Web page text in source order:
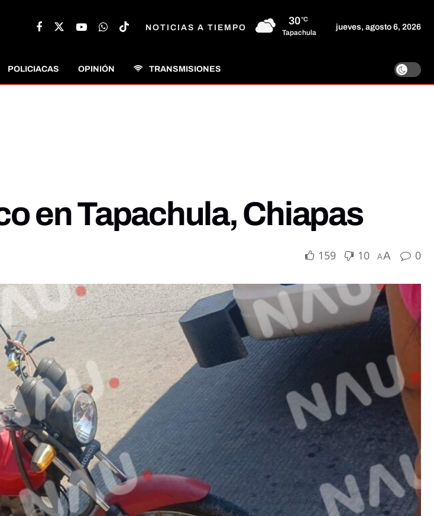
NOTICIAS A TIEMPO
30°C
Tapachula
jueves, agosto 6, 2026
POLICIACAS OPINIÓN TRANSMISIONES
en Tapachula, Chiapas
159 10 AA 0